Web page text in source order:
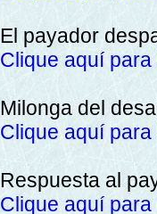
El payador
Clique aquí para
Milonga del
Clique aquí para
Respuesta al
Clique aquí para